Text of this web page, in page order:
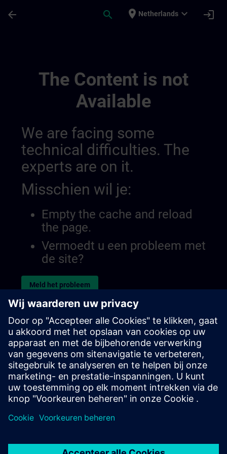
arrow_back search place Netherlands expand_more login
The Content is not
Available
We are facing some
technical difficulties. The
experts are on it.
Misschien wil je:
Empty the cache and reload
the page.
Vermoedt u een probleem met
de site?
Meld het probleem